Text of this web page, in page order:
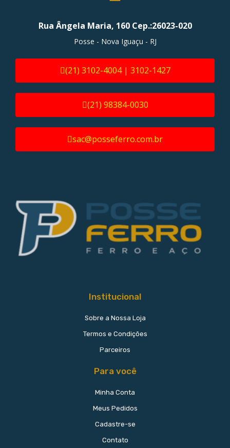
Rua Ângela Maria, 160 Cep.:26023-020
Posse - Nova Iguaçu - RJ
(21) 3102-4004 | 3102-1427
(21) 98384-0030
sac@posseferro.com.br
Institucional
Sobre a Nossa Loja
Termos e Condições
Parceiros
Para você
Minha Conta
Meus Pedidos
Cadastre-se
Contato